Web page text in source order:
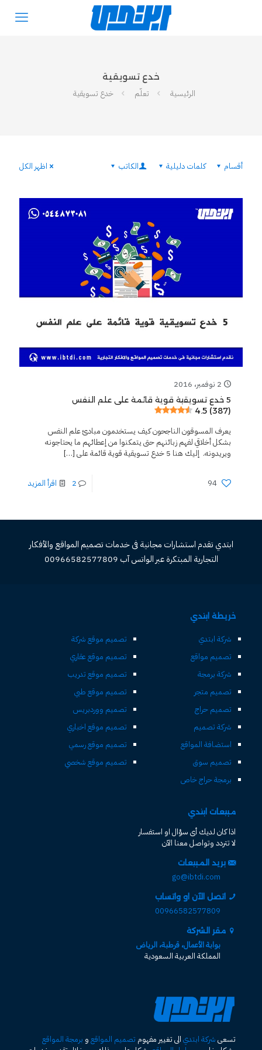
خدع تسويقية
الرئيسية
تعلّم خدع تسويقية
أقسام كلمات دليلية الكاتب اظهر الكل
2 نوفمبر، 2016
5 خدع تسويقية قوية قائمة على علم النفس
4.5 (387)
يعرف المسوقون الناجحون كيف يستخدمون مبادئ علم النفس
بشكل أخلاقي لفهم زبائنهم حتى يتمكنوا من إعطائهم ما يحتاجونه
ويريدونه. إليك هنا 5 خدع تسويقية قوية قائمة على
[…]
94
2 اقرأ المزيد
ابتدي تقدم استشارات مجانية فى خدمات تصميم المواقع والأفكار
التجارية المبتكرة عبر الواتس آب 00966582577809
خريطة ابتدي
شركة ابتدي
تصميم مواقع
شركة برمجة
تصميم متجر
تصميم حراج
شركة تصميم
استضافة المواقع
تصميم سوق
برمجة حراج خاص
تصميم موقع شركة
تصميم موقع عقاري
تصميم موقع تدريب
تصميم موقع طبي
تصميم ووردبريس
تصميم موقع اخباري
تصميم موقع رسمي
تصميم موقع شخصي
مبيعات ابتدي
اذا كان لديك أى سؤال او استفسار
لا تتردد وتواصل معنا الآن
بريد المبيعات
go@ibtdi.com
اتصل الآن او واتساب
00966582577809
مقر الشركة
بوابة الأعمال، قرطبة، الرياض
المملكة العربية السعودية
تسعى شركة ابتدي الى تغيير مفهوم تصميم المواقع و برمجة المواقع